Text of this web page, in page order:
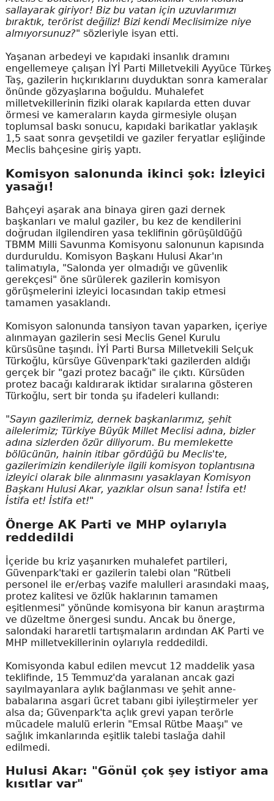
sallayarak giriyor! Biz bu vatan için uzuvlarımızı
bıraktık, terörist değiliz! Bizi kendi Meclisimize niye
almıyorsunuz?" sözleriyle isyan etti.
Yaşanan arbedeyi ve kapıdaki insanlık dramını
engellemeye çalışan İYİ Parti Milletvekili Ayyüce Türkeş
Taş, gazilerin hıçkırıklarını duyduktan sonra kameralar
önünde gözyaşlarına boğuldu. Muhalefet
milletvekillerinin fiziki olarak kapılarda etten duvar
örmesi ve kameraların kayda girmesiyle oluşan
toplumsal baskı sonucu, kapıdaki barikatlar yaklaşık
1,5 saat sonra gevşetildi ve gaziler feryatlar eşliğinde
Meclis bahçesine giriş yaptı.
Komisyon salonunda ikinci şok: İzleyici
yasağı!
Bahçeyi aşarak ana binaya giren gazi dernek
başkanları ve malul gaziler, bu kez de kendilerini
doğrudan ilgilendiren yasa teklifinin görüşüldüğü
TBMM Milli Savunma Komisyonu salonunun kapısında
durduruldu. Komisyon Başkanı Hulusi Akar'ın
talimatıyla, "Salonda yer olmadığı ve güvenlik
gerekçesi" öne sürülerek gazilerin komisyon
görüşmelerini izleyici locasından takip etmesi
tamamen yasaklandı.
Komisyon salonunda tansiyon tavan yaparken, içeriye
alınmayan gazilerin sesi Meclis Genel Kurulu
kürsüsüne taşındı. İYİ Parti Bursa Milletvekili Selçuk
Türkoğlu, kürsüye Güvenpark'taki gazilerden aldığı
gerçek bir "gazi protez bacağı" ile çıktı. Kürsüden
protez bacağı kaldırarak iktidar sıralarına gösteren
Türkoğlu, sert bir tonda şu ifadeleri kullandı:
"Sayın gazilerimiz, dernek başkanlarımız, şehit
ailelerimiz; Türkiye Büyük Millet Meclisi adına, bizler
adına sizlerden özür diliyorum. Bu memlekette
bölücünün, hainin itibar gördüğü bu Meclis'te,
gazilerimizin kendileriyle ilgili komisyon toplantısına
izleyici olarak bile alınmasını yasaklayan Komisyon
Başkanı Hulusi Akar, yazıklar olsun sana! İstifa et!
İstifa et! İstifa et!"
Önerge AK Parti ve MHP oylarıyla
reddedildi
İçeride bu kriz yaşanırken muhalefet partileri,
Güvenpark'taki er gazilerin talebi olan "Rütbeli
personel ile er/erbaş vazife malulleri arasındaki maaş,
protez kalitesi ve özlük haklarının tamamen
eşitlenmesi" yönünde komisyona bir kanun araştırma
ve düzeltme önergesi sundu. Ancak bu önerge,
salondaki hararetli tartışmaların ardından AK Parti ve
MHP milletvekillerinin oylarıyla reddedildi.
Komisyonda kabul edilen mevcut 12 maddelik yasa
teklifinde, 15 Temmuz'da yaralanan ancak gazi
sayılmayanlara aylık bağlanması ve şehit anne-
babalarına asgari ücret tabanı gibi iyileştirmeler yer
alsa da; Güvenpark'ta açlık grevi yapan terörle
mücadele malulü erlerin "Emsal Rütbe Maaşı" ve
sağlık imkanlarında eşitlik talebi taslağa dahil
edilmedi.
Hulusi Akar: "Gönül çok şey istiyor ama
kısıtlar var"